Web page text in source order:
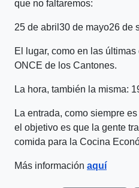
que no faltaremos:
25 de abril30 de mayo26 de
El lugar, como en las
ONCE de los Cantones.
La hora, también la misma:
La entrada, como siempre
el objetivo es que la gente
comida para la Cocina
Más información aquí